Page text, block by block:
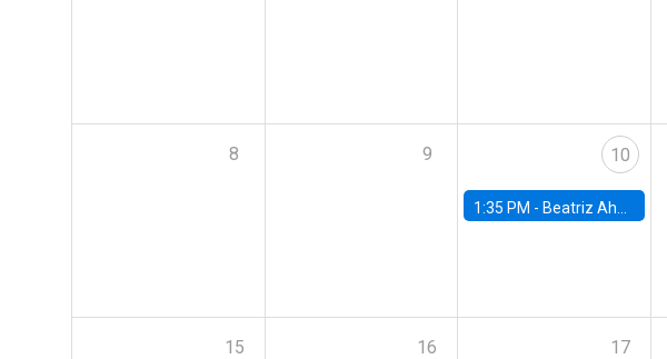
8 9 10
1:35 PM - Beatriz Ahumada, PhD candidate, Universidad de Pittsburgh
15 16 17